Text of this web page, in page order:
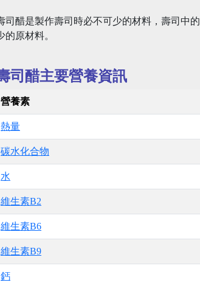
司醋是製作壽司時必不可少的材料，壽司中
的原材料。
司醋主要營養資訊
營養素
熱量
碳水化合物
水
維生素B2
維生素B6
維生素B9
鈣